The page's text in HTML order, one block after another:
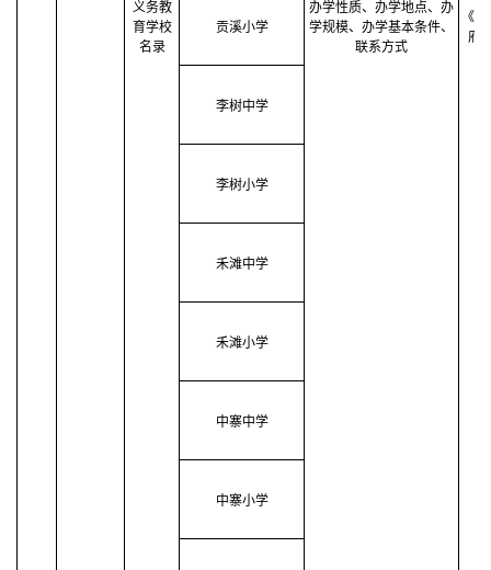
义务教
育学校
名录
办学性质、 办学地点、 办
学规模、 办学基本条件、
联系方式
《
府
贡溪小学
李树中学
李树小学
禾滩中学
禾滩小学
中寨中学
中寨小学